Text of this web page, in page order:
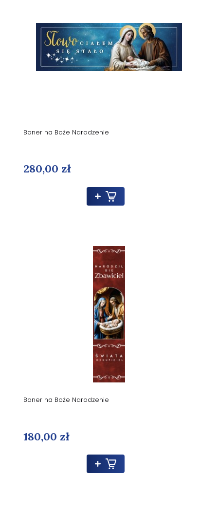
Baner na Boże Narodzenie
280,00 zł
Baner na Boże Narodzenie
180,00 zł